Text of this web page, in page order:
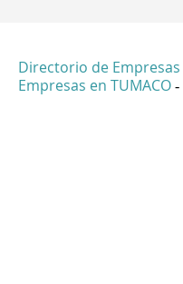
Directorio de Empresas
Empresas en TUMACO -